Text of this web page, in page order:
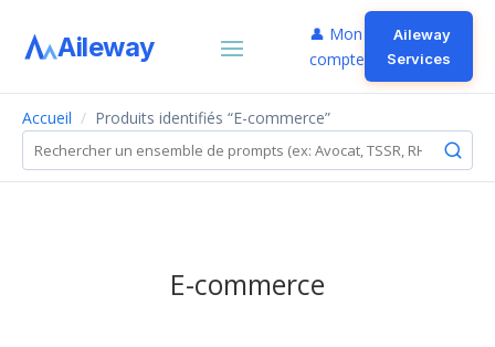
Aileway
👤 Mon
compte
Aileway
Services
Accueil / Produits identifiés “E-commerce”
E-commerce